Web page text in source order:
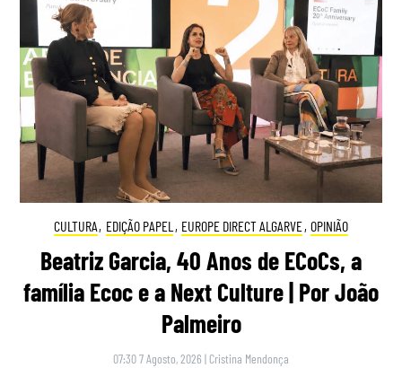
CULTURA, EDIÇÃO PAPEL , EUROPE DIRECT ALGARVE, OPINIÃO
Beatriz Garcia, 40 Anos de ECoCs, a
família Ecoc e a Next Culture | Por João
Palmeiro
07:30 7 Agosto, 2026 | Cristina Mendonça